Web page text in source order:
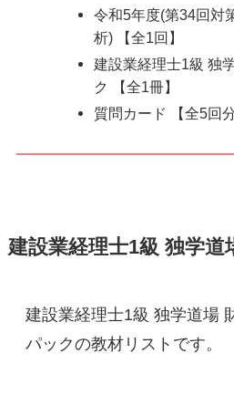
令和5年度(第34回対
析) 【全1回】
建設業経理士1級 独
ク 【全1冊】
質問カード 【全5回分
建設業経理士1級 独学道
建設業経理士1級 独学道場
パックの教材リストです。